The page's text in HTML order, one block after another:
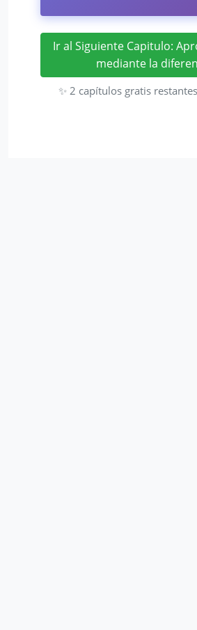
Ir al Siguiente Capitulo:
mediante la
✨ 2 capítulos gratis